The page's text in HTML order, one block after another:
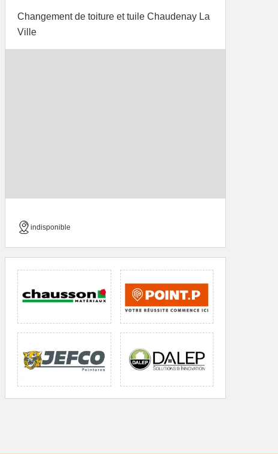
Changement de toiture et tuile Chaudenay La
Ville
indisponible